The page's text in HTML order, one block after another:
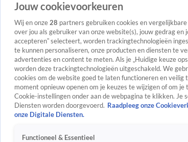
Jouw cookievoorkeuren
Wij en onze 28 partners gebruiken cookies en
over jou als gebruiker van onze website(s), jouw gedrag en
accepteren” selecteert, worden trackingtechnologieën
te kunnen personaliseren, onze producten en diensten te
advertenties en content te meten. Als je „Huidige keuze
worden deze trackingtechnologieën uitgeschakeld. We
cookies om de website goed te laten functioneren en veilig
moment opnieuw openen om je keuzes te wijzigen of om
Cookie-instellingen onder aan de webpagina te klikken. Je
Diensten worden doorgevoerd. Raadpleeg onze
onze Digitale Diensten.
Functioneel & Essentieel